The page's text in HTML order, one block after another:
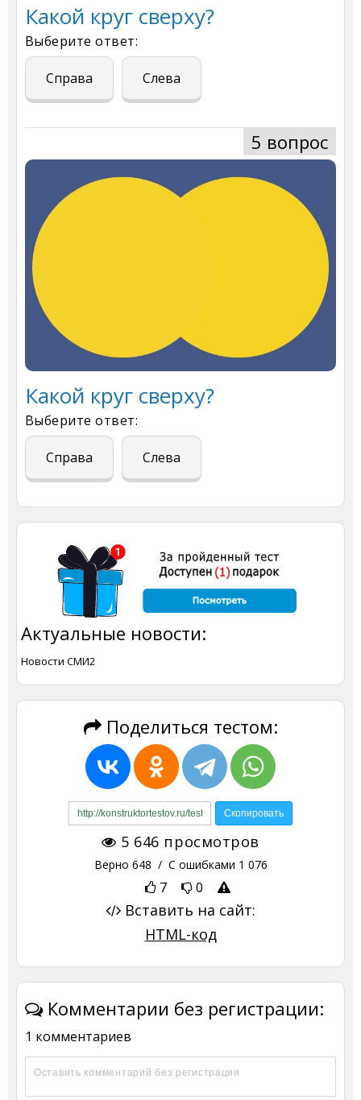
Какой круг сверху?
Выберите ответ:
Справа Слева
5 вопрос
Какой круг сверху?
Выберите ответ:
Справа Слева
Актуальные новости:
Новости СМИ2
Поделиться тестом:
5 646 просмотров
Верно 648 / С ошибками 1 076
7 0
Вставить на сайт:
HTML-код
Комментарии без регистрации:
1 комментариев